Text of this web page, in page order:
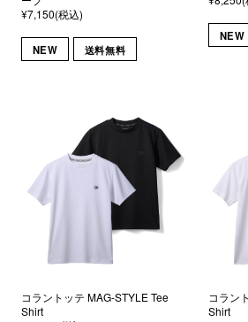
¥7,150(税込)
NEW 送料無料
NEW
コラントッテ MAG-STYLE Tee
Shirt
コラン
Shirt